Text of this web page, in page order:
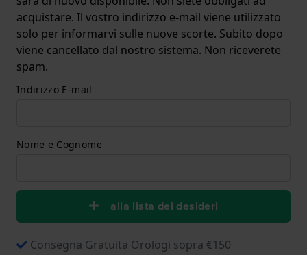
acquistare. Il vostro indirizzo e-mail viene utilizzato
solo per informarvi sulle nuove scorte. Subito dopo
viene cancellato dal nostro sistema. Non riceverete
spam.
Indirizzo E-mail
Nome e Cognome
alla lista dei desideri
Consegna Gratuita Orologi sopra €150